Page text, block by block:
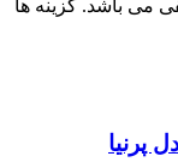
می باشد. گزینه ها